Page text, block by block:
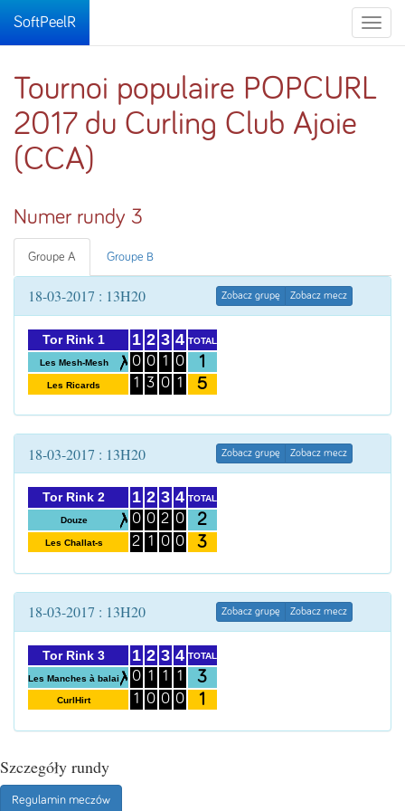
Toggle
SoftPeelR
Tournoi populaire POPCURL
2017 du Curling Club Ajoie
(CCA)
Numer rundy 3
Groupe A Groupe B
18-03-2017 : 13H20 Zobacz grupę Zobacz mecz
Tor Rink 1
Les Mesh-Mesh
Les Ricards
1
0
1
2
0
3
3
1
0
4
0
1
TOTAL
1
5
18-03-2017 : 13H20 Zobacz grupę Zobacz mecz
Tor Rink 2
Douze
Les Challat-s
1
0
2
2
0
1
3
2
0
4
0
0
TOTAL
2
3
18-03-2017 : 13H20 Zobacz grupę Zobacz mecz
Tor Rink 3
Les Manches à balai
CurlHirt
1
0
1
2
1
0
3
1
0
4
1
0
TOTAL
3
1
Szczegóły rundy
Regulamin meczów